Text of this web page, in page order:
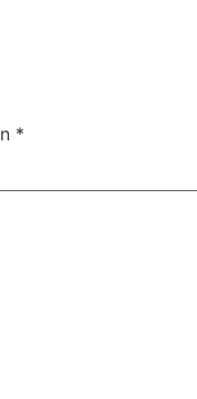
*